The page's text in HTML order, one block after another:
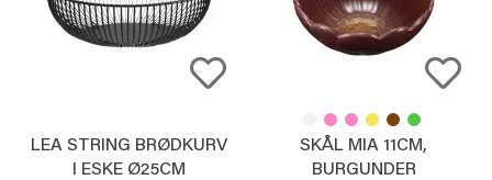
LEA STRING BRØDKURV
I ESKE Ø25CM
SKÅL MIA 11CM,
BURGUNDER